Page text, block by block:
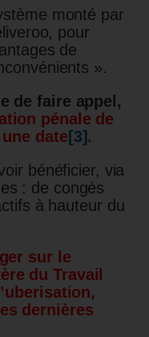
monté par
pour
de
».
de faire appel,
pénale de
date [3].
bénéficier, via
: de congés
à hauteur du
sur le
du Travail
dernières